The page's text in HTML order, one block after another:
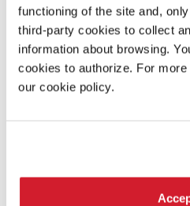
functioning of the site and,
third-party cookies to collect
information about browsing.
cookies to authorize. For
our cookie policy.
SCOPRI DI PIÙ SUL FILM